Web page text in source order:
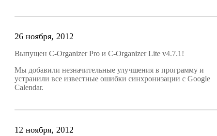
26 ноября, 2012
Выпущен C-Organizer Pro и C-Organizer Lite v4.7.1!
Мы добавили незначительные улучшения в программу и
устранили все известные ошибки синхронизации с Google
Calendar.
12 ноября, 2012